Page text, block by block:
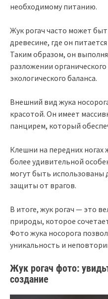
необходимому питанию.
Жук рогач часто может
древесине, где он
Таким образом, он
разложении
экологического баланса.
Внешний вид жука
красотой. Он имеет
панцирем, который
Клешни на передних ногах
более удивительной
могут быть использованы
защиты от врагов.
В итоге, жук рогач — это
природы, которое
Фото жука носорога
уникальность и
Жук рогач фото:
создание